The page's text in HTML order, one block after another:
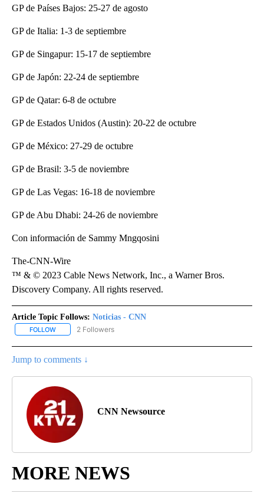
GP de Países Bajos: 25-27 de agosto
GP de Italia: 1-3 de septiembre
GP de Singapur: 15-17 de septiembre
GP de Japón: 22-24 de septiembre
GP de Qatar: 6-8 de octubre
GP de Estados Unidos (Austin): 20-22 de octubre
GP de México: 27-29 de octubre
GP de Brasil: 3-5 de noviembre
GP de Las Vegas: 16-18 de noviembre
GP de Abu Dhabi: 24-26 de noviembre
Con información de Sammy Mngqosini
The-CNN-Wire
™ & © 2023 Cable News Network, Inc., a Warner Bros.
Discovery Company. All rights reserved.
Article Topic Follows: Noticias - CNN
FOLLOW FOLLOW "NOTICIAS - CNN" TO RECEIVE NOTIFICATIONS ABOUT
2 Followers
Jump to comments ↓
CNN Newsource
MORE NEWS